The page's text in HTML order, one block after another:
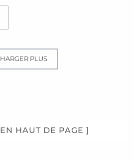
PLUS
HAUT DE PAGE ]